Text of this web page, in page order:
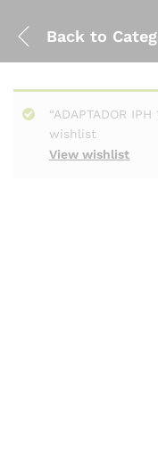
Back to
View wishlist
“ADAPTADOR
wishlist